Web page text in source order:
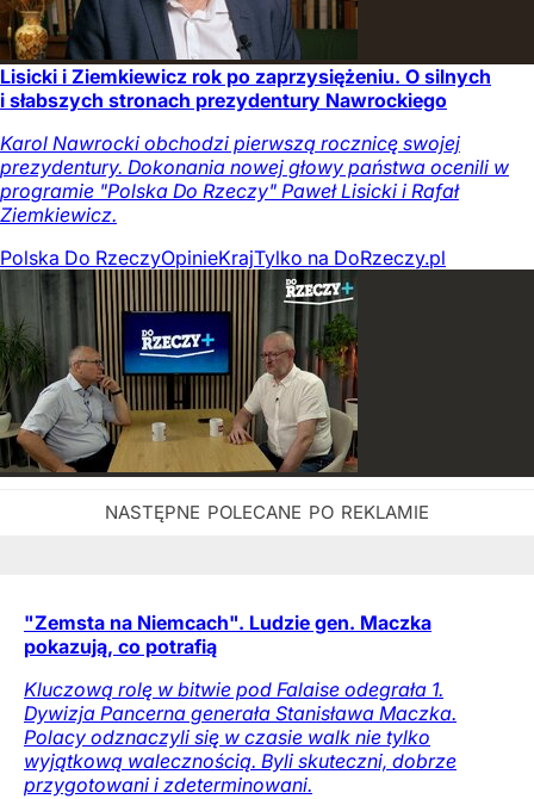
Lisicki i Ziemkiewicz rok po zaprzysiężeniu. O silnych
i słabszych stronach prezydentury Nawrockiego
Karol Nawrocki obchodzi pierwszą rocznicę swojej
prezydentury. Dokonania nowej głowy państwa ocenili w
programie "Polska Do Rzeczy" Paweł Lisicki i Rafał
Ziemkiewicz.
Polska Do RzeczyOpinieKrajTylko na DoRzeczy.pl
"Zemsta na Niemcach". Ludzie gen. Maczka
pokazują, co potrafią
Kluczową rolę w bitwie pod Falaise odegrała 1.
Dywizja Pancerna generała Stanisława Maczka.
Polacy odznaczyli się w czasie walk nie tylko
wyjątkową walecznością. Byli skuteczni, dobrze
przygotowani i zdeterminowani.